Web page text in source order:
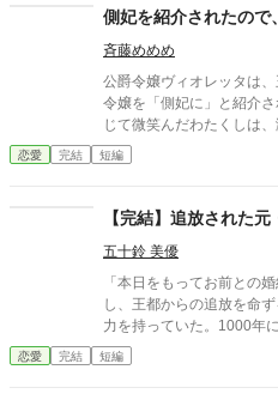
いていた公爵家による、
ルフ自滅）の記録。 ※全4話＋番外編1話のサクッと読める短編で
す。凄惨な不幸描写はあ
ください。 ※2026/07/28 関連作品に接続するために若干修整し
た「スピンオフルート」を追加しまし
【「ですよね！シリーズ
の愛は何よりも優先され
て ・3作目：追放されない重戦士は、商人になりたかっただけな
のに ・4作目：婚約破棄で返り討ちにされた元王子、「真実の
側妃を紹介されたので
斉藤めめめ
公爵令嬢ヴィオレッタは
令嬢を「側妃に」と紹介
じて微笑んだわたくしは
れ、雪の離宮でひとり息
こはあの婚約披露の日。
あの女の手口も、ぜんぶ
申し上げます！」 涙を武
て――誰も見ていないと思
ていた騎士がいた。 これ
が、自分の人生を"選び直
恋愛 完結 短編
【完結】追放された
五十鈴 美優
「本日をもってお前との
し、王都からの追放を命ずる」 ユリアナは平民ながら強
力を持っていた。1000年
て、婚約者となった王子
送っていた。 だがリッドはユリアナを休ませることなく働かせ、
恋愛 完結 短編